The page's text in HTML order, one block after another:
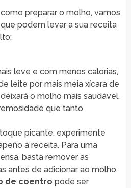
preparar o molho, vamos
podem levar a sua receita
leve e com menos calorias,
leite por mais meia xícara de
o molho mais saudável,
que tanto
picante, experimente
à receita. Para uma
basta remover as
antes de adicionar ao molho.
de coentro pode ser